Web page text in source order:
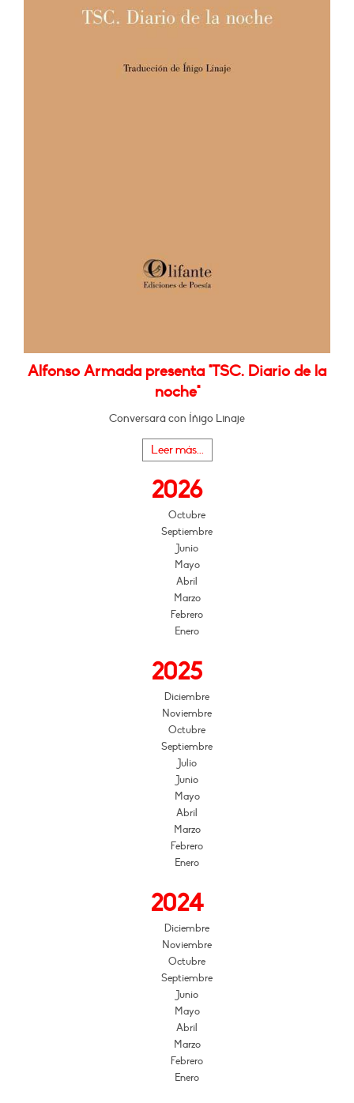
Alfonso Armada presenta "TSC. Diario de la
noche"
Conversará con Íñigo Linaje
Leer más...
2026
Octubre
Septiembre
Junio
Mayo
Abril
Marzo
Febrero
Enero
2025
Diciembre
Noviembre
Octubre
Septiembre
Julio
Junio
Mayo
Abril
Marzo
Febrero
Enero
2024
Diciembre
Noviembre
Octubre
Septiembre
Junio
Mayo
Abril
Marzo
Febrero
Enero